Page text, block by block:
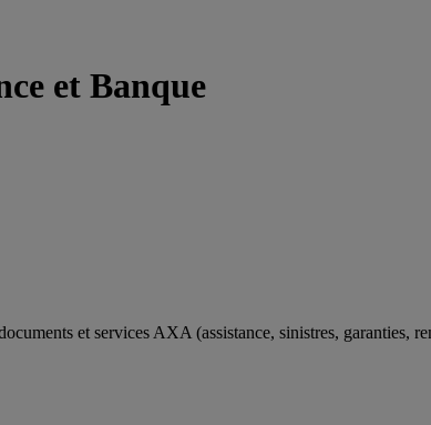
et Banque
et services AXA (assistance, sinistres, garanties,